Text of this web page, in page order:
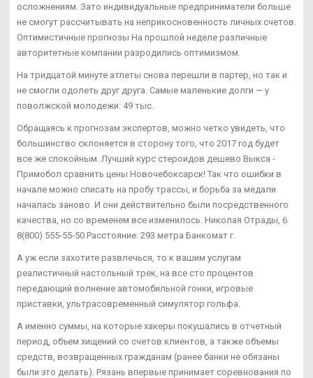
осложнениям. Зато индивидуальные предприниматели больше
не смогут рассчитывать на неприкосновенность личных счетов.
Оптимистичные прогнозы На прошлой неделе различные
авторитетные компании разродились оптимизмом.
На тридцатой минуте атлеты снова перешли в партер, но так и
не смогли одолеть друг друга. Самые маленькие долги — у
поволжской молодежи: 49 тыс.
Обращаясь к прогнозам экспертов, можно четко увидеть, что
большинство склоняется в сторону того, что 2017 год будет
все же спокойным. Лучший курс стероидов дешево Выкса -
Примобол сравнить цены Новочебоксарск! Так что ошибки в
начале можно списать на пробу трассы, и борьба за медали
началась заново. И они действительно были посредственного
качества, но со временем все изменилось. Николая Отрады, 6
8(800) 555-55-50 Расстояние: 293 метра Банкомат г.
А уж если захотите развлечься, то к вашим услугам
реалистичный настольный трек, на все сто процентов
передающий волнение автомобильной гонки, игровые
приставки, ультрасовременный симулятор гольфа.
А именно суммы, на которые хакеры покушались в отчетный
период, объем хищений со счетов клиентов, а также объемы
средств, возвращенных гражданам (ранее банки не обязаны
были это делать). Рязань впервые принимает соревнования по